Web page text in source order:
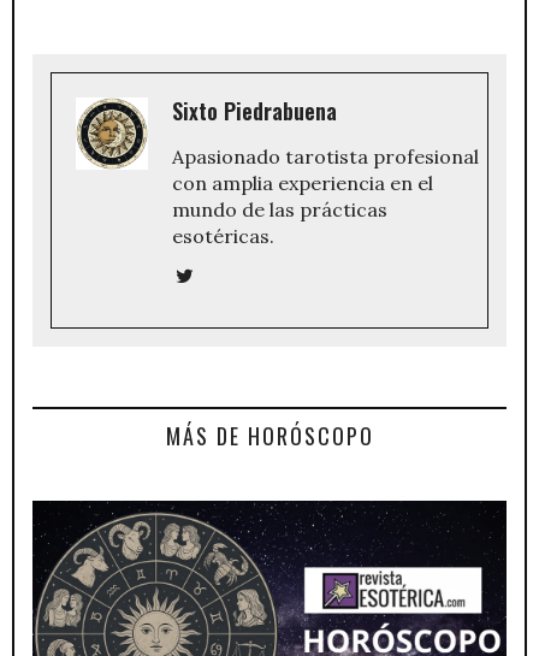
Sixto Piedrabuena
Apasionado tarotista profesional
con amplia experiencia en el
mundo de las prácticas
esotéricas.
MÁS DE HORÓSCOPO